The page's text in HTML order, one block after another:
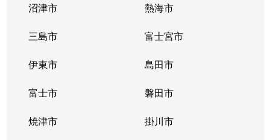
沼津市 熱海市
三島市 富士宮市
伊東市 島田市
富士市 磐田市
焼津市 掛川市